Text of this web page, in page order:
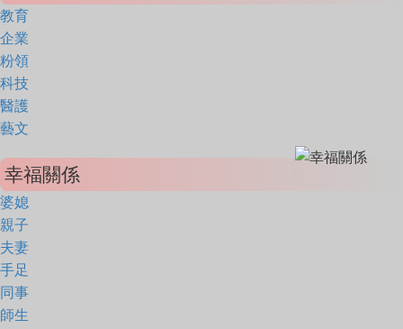
教育
企業
粉領
科技
醫護
藝文
幸福關係
婆媳
親子
夫妻
手足
同事
師生